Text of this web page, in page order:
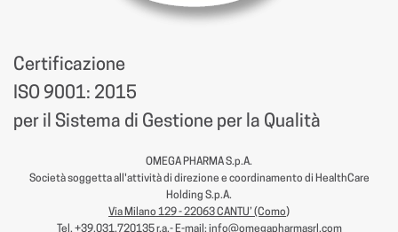
Certificazione
ISO 9001: 2015
per il Sistema di Gestione per la Qualità
OMEGA PHARMA S.p.A.
Società soggetta all'attività di direzione e coordinamento di HealthCare
Holding S.p.A.
Via Milano 129 - 22063 CANTU’ (Como)
Tel. +39.031.720135r.a.- E-mail: info@omegapharmasrl.com